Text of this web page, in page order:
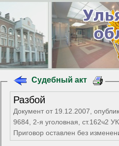
Судебный акт
Разбой
Документ от 19.12.2007,
9684, 2-я уголовная, ст.162ч2
Приговор оставлен без